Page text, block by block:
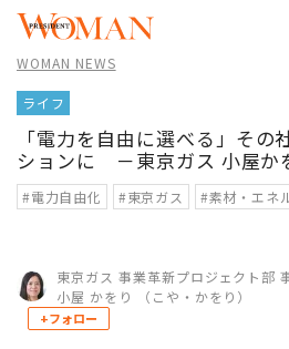
WOMAN NEWS
ライフ
「電力を自由に選べる」その
ションに －東京ガス 小屋か
#電力自由化 #東京ガス #素材・エネ
東京ガス 事業革新プロジェクト部
小屋 かをり （こや・かをり）
+フォロー